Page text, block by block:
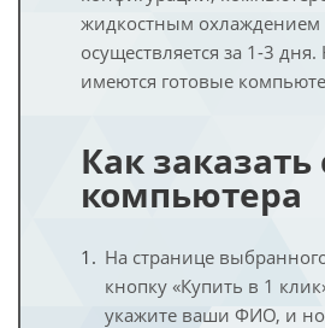
жидкостным охлаждением
осуществляется за 1-3 дня.
имеются готовые
Как заказать
компьютера
На странице
кнопку «Купить в 1
укажите ваши ФИО, и